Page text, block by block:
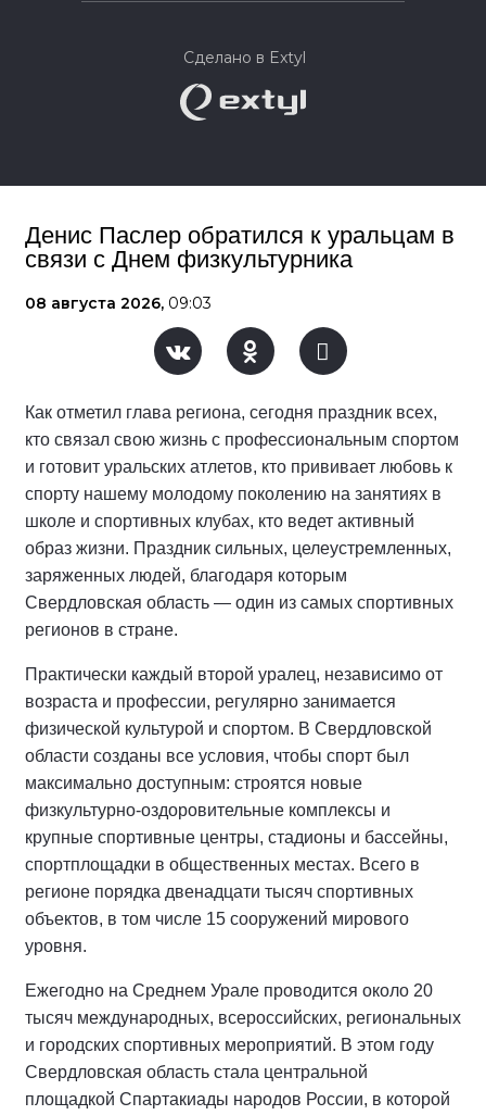
Сделано в Extyl
Денис Паслер обратился к уральцам в
связи с Днем физкультурника
08 августа 2026, 09:03
Как отметил глава региона, сегодня праздник всех,
кто связал свою жизнь с профессиональным спортом
и готовит уральских атлетов, кто прививает любовь к
спорту нашему молодому поколению на занятиях в
школе и спортивных клубах, кто ведет активный
образ жизни. Праздник сильных, целеустремленных,
заряженных людей, благодаря которым
Свердловская область — один из самых спортивных
регионов в стране.
Практически каждый второй уралец, независимо от
возраста и профессии, регулярно занимается
физической культурой и спортом. В Свердловской
области созданы все условия, чтобы спорт был
максимально доступным: строятся новые
физкультурно-оздоровительные комплексы и
крупные спортивные центры, стадионы и бассейны,
спортплощадки в общественных местах. Всего в
регионе порядка двенадцати тысяч спортивных
объектов, в том числе 15 сооружений мирового
уровня.
Ежегодно на Среднем Урале проводится около 20
тысяч международных, всероссийских, региональных
и городских спортивных мероприятий. В этом году
Свердловская область стала центральной
площадкой Спартакиады народов России, в которой